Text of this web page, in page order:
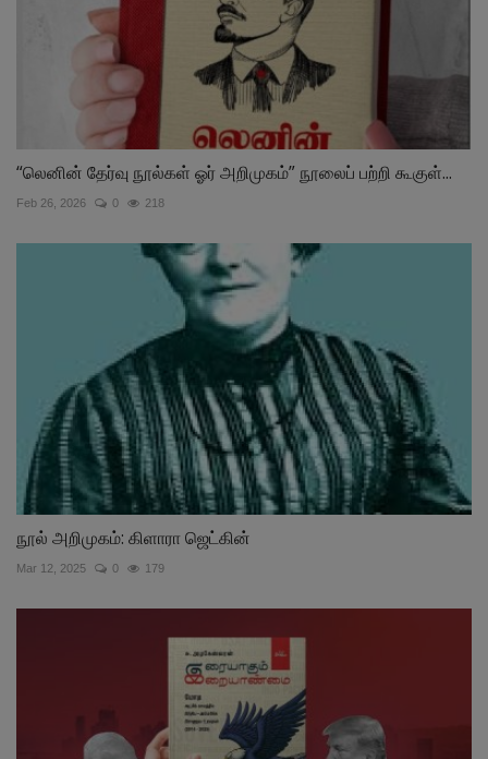
“லெனின் தேர்வு நூல்கள் ஓர் அறிமுகம்” நூலைப் பற்றி கூகுள்...
Feb 26, 2026 0 218
நூல் அறிமுகம்: கிளாரா ஜெட்கின்
Mar 12, 2025 0 179